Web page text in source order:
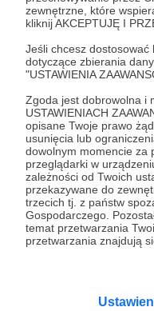
zewnętrzne, które
kliknij AKCEPTUJĘ I
Jeśli chcesz
dotyczące zbierania
"USTAWIENIA
Zgoda jest dobrowolna i
USTAWIENIACH
opisane Twoje prawo
usunięcia lub
dowolnym momencie za
przeglądarki w
zależności od Twoich
przekazywane do
trzecich tj. z państw
Gospodarczego.
temat przetwarzania
przetwarzania znajdują
Dołącz do
Wesprzyj
Promowani